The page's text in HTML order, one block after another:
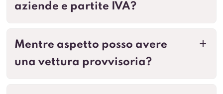
aziende e partite IVA?
a
Mentre aspetto posso avere
una vettura provvisoria?